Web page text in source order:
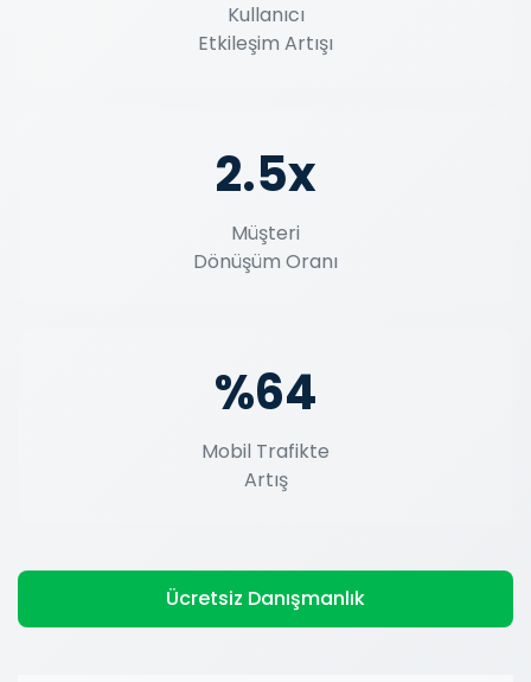
Kullanıcı
Etkileşim Artışı
2.5x
Müşteri
Dönüşüm Oranı
%64
Mobil Trafikte
Artış
Ücretsiz Danışmanlık